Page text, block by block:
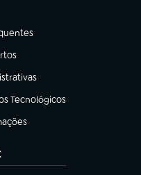
nova aba)
aba)
Tecnológicos
aba)